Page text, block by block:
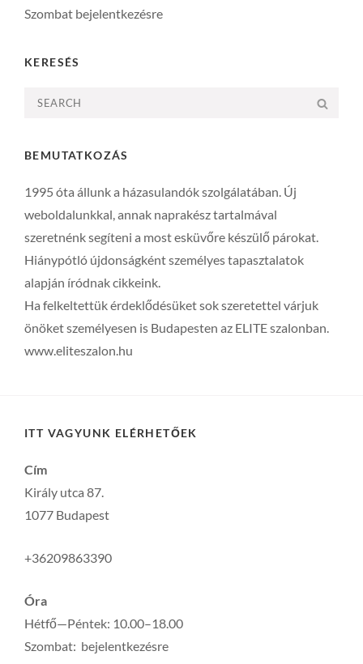
Szombat bejelentkezésre
KERESÉS
Search
BEMUTATKOZÁS
1995 óta állunk a házasulandók szolgálatában. Új
weboldalunkkal, annak naprakész tartalmával
szeretnénk segíteni a most esküvőre készülő párokat.
Hiánypótló újdonságként személyes tapasztalatok
alapján íródnak cikkeink.
Ha felkeltettük érdeklődésüket sok szeretettel várjuk
önöket személyesen is Budapesten az ELITE szalonban.
www.eliteszalon.hu
ITT VAGYUNK ELÉRHETŐEK
Cím
Király utca 87.
1077 Budapest
+36209863390
Óra
Hétfő—Péntek: 10.00–18.00
Szombat: bejelentkezésre